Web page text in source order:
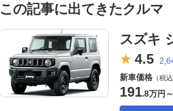
この記事に出てきたクルマ
スズキ
4.5
新車価格 （税込
191.8万円 ～